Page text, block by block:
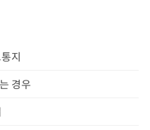
지
경우